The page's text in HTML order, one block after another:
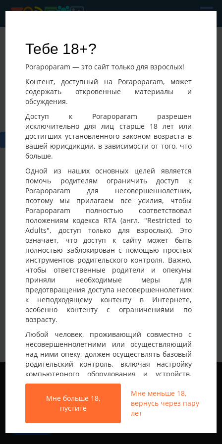
Тебе 18+?
Porapoparam — это сайт только для взрослых!
Контент, доступный на Porapoparam, может
содержать откровенные материалы и
обсуждения.
Доступ к Porapoparam разрешен
исключительно для лиц старше 18 лет или
достигших установленного законом возраста в
вашей юрисдикции, в зависимости от того, что
больше.
Одной из наших основных целей является
помочь родителям ограничить доступ к
Porapoparam для несовершеннолетних,
поэтому мы прилагаем все усилия, чтобы
Porapoparam полностью соответствовал
положениям кодекса RTA (англ. "Restricted to
Adults", доступ только для взрослых). Это
означает, что доступ к сайту может быть
полностью заблокирован с помощью простых
инструментов родительского контроля. Важно,
чтобы ответственные родители и опекуны
приняли необходимые меры для
предотвращения доступа несовершеннолетних
к неподходящему контенту в Интернете,
особенно контенту с ограничениями по
возрасту.
Любой человек, проживающий совместно с
несовершеннолетними или осуществляющий
над ними опеку, должен осуществлять базовый
родительский контроль, включая настройку
компьютерного оборудования и устройств,
установку программного обеспечения или
подключение услуг фильтрации от провайдера,
чтобы заблокировать доступ
несовершеннолетних к неподходящему
контенту.
Мне больше 18,
пустите
Мне меньше 18,
вернусь через пару
лет
KAYOT
07-08-2026 20:38
Украина,
Фото Активность
Детали анкеты
Имя на сайте
KAYOT
Возраст
30-35 лет
Страна
Украина
Город Николаев
Немного о себе:
девушкой. Опыт имеется!
Все права защищены © 2013-2026
Свинг знакомства не только в Украине
Мы используем файлы cookie, чтобы обеспечить
наилучшее качество работы на нашем сайте.
Подробнее узнать о том, какие файлы cookie мы
используем, или отключить их можно в разделе